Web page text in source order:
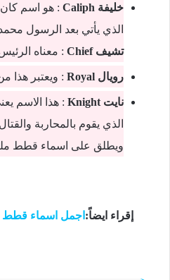
خليفة Caliph
: هو اسم كان
الذي يأتي بعد الرسول
تشيف Chief
: معناه الرئيس
رويال Royal : ويعتبر هذا
نايت Knight
: هذا الاسم
الذي يقوم بالمحاربة
ويطلق على اسماء قطط
إقراء ايضاً: اجمل اسماء قطط